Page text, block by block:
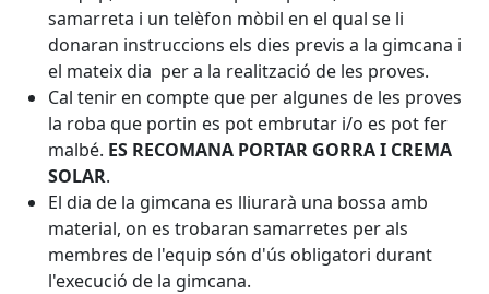
samarreta i un telèfon mòbil en el qual se li
donaran instruccions els dies previs a la gimcana i
el mateix dia per a la realització de les proves.
Cal tenir en compte que per algunes de les proves
la roba que portin es pot embrutar i/o es pot fer
malbé. ES RECOMANA PORTAR GORRA I CREMA
SOLAR.
El dia de la gimcana es lliurarà una bossa amb
material, on es trobaran samarretes per als
membres de l'equip són d'ús obligatori durant
l'execució de la gimcana.